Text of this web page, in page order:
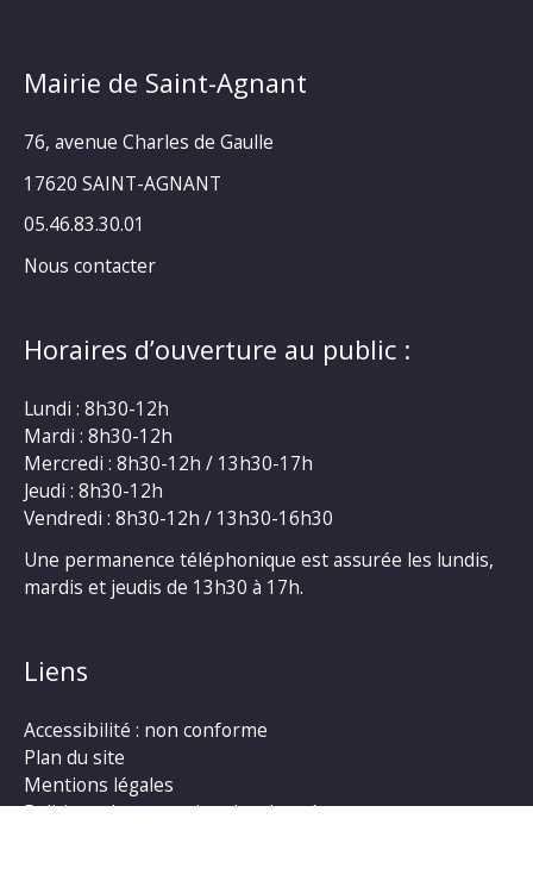
Mairie de Saint-Agnant
76, avenue Charles de Gaulle
17620 SAINT-AGNANT
05.46.83.30.01
Nous contacter
Horaires d’ouverture au public :
Lundi : 8h30-12h
Mardi : 8h30-12h
Mercredi : 8h30-12h / 13h30-17h
Jeudi : 8h30-12h
Vendredi : 8h30-12h / 13h30-16h30
Une permanence téléphonique est assurée les lundis,
mardis et jeudis de 13h30 à 17h.
Liens
Accessibilité : non conforme
Plan du site
Mentions légales
Politique de protection des données